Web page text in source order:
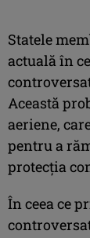
Statele
actuală în
Această
aeriene,
pentru a
protecţia
În ceea ce